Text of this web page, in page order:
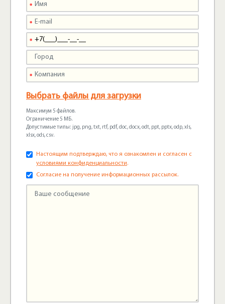
Выбрать файлы для загрузки
Максимум 5 файлов.
Ограничение 5 МБ.
Допустимые типы: jpg, png, txt, rtf, pdf, doc, docx, odt, ppt, pptx, odp, xls,
xlsx, ods, csv.
Настоящим подтверждаю, что я ознакомлен и согласен с
условиями конфиденциальности.
Согласие на получение информационных рассылок.